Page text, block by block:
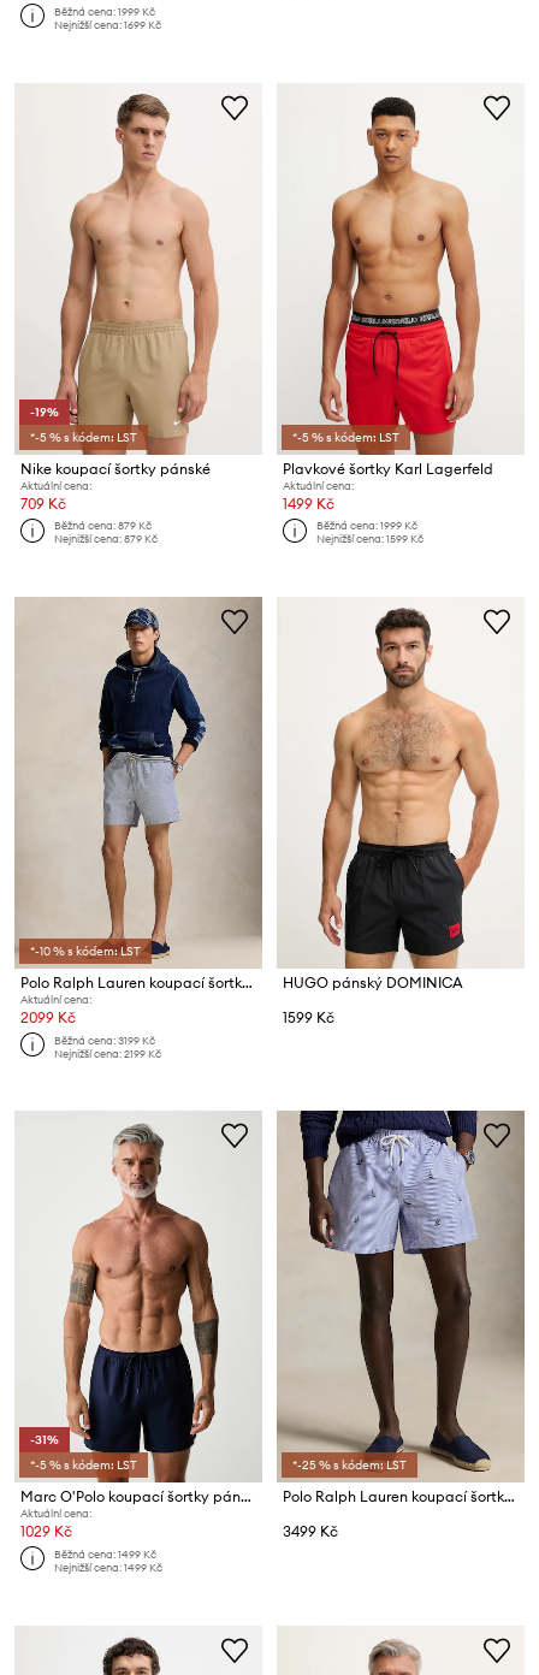
Běžná cena:1999 Kč
Nejnižší cena:1699 Kč
-19%
*-5 % s kódem: LST
Nike koupací šortky pánské
Aktuální cena:
709 Kč
Běžná cena:879 Kč
Nejnižší cena:879 Kč
*-5 % s kódem: LST
Plavkové šortky Karl Lagerfeld
Aktuální cena:
1499 Kč
Běžná cena:1999 Kč
Nejnižší cena:1599 Kč
*-10 % s kódem: LST
Polo Ralph Lauren koupací šortky pánské
Aktuální cena:
2099 Kč
Běžná cena:3199 Kč
Nejnižší cena:2199 Kč
HUGO pánský DOMINICA
1599 Kč
-31%
*-5 % s kódem: LST
Marc O'Polo koupací šortky pánské
Aktuální cena:
1029 Kč
Běžná cena:1499 Kč
Nejnižší cena:1499 Kč
*-25 % s kódem: LST
Polo Ralph Lauren koupací šortky pánské
3499 Kč